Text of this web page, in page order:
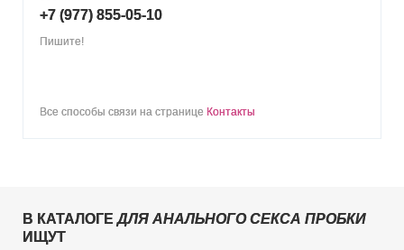
+7 (977) 855-05-10
Пишите!
Все способы связи на странице Контакты
В КАТАЛОГЕДЛЯ АНАЛЬНОГО СЕКСА ПРОБКИ
ИЩУТ